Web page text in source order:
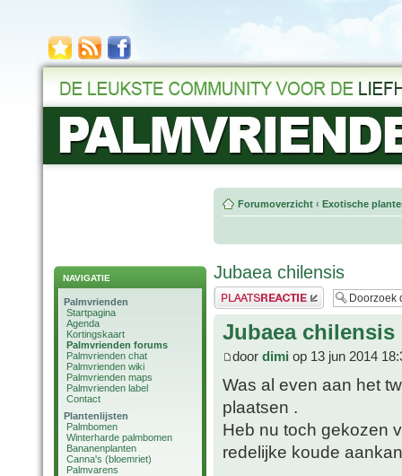
NAVIGATIE
Palmvrienden
Startpagina
Agenda
Kortingskaart
Palmvrienden forums
Palmvrienden chat
Palmvrienden wiki
Palmvrienden maps
Palmvrienden label
Contact
Plantenlijsten
Palmbomen
Winterharde palmbomen
Bananenplanten
Canna's (bloemriet)
Palmvarens
Forumoverzicht ‹ Exotische
Jubaea chilensis
Plaats een reactie
Jubaea chilensis
door dimi op 13 jun 2014
Was al even aan het
plaatsen .
Heb nu toch gekozen
redelijke koude